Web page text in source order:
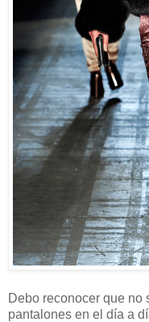
Debo reconocer que no
pantalones en el día a